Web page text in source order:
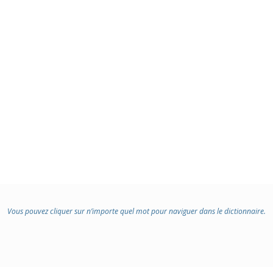
Vous pouvez cliquer sur n’importe quel mot pour naviguer dans le dictionnaire.